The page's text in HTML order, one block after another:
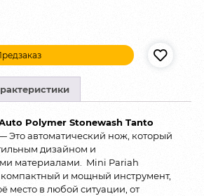
Polymer Stonewash Tanto
Это автоматический нож, который
дизайном и
материалами. Mini Pariah
компактный и мощный инструмент,
место в любой ситуации, от